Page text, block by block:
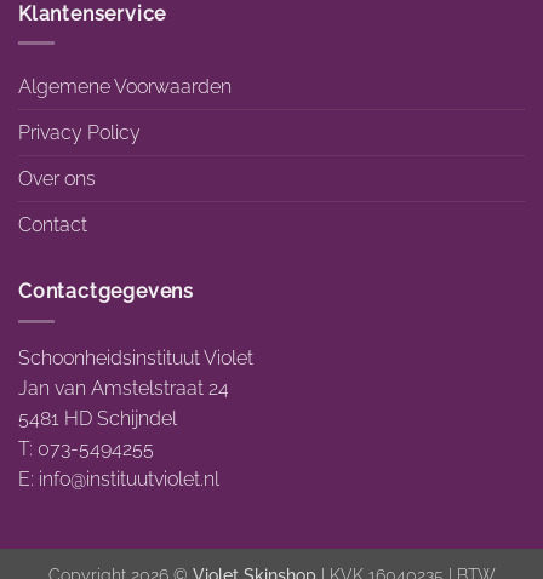
Klantenservice
Algemene Voorwaarden
Privacy Policy
Over ons
Contact
Contactgegevens
Schoonheidsinstituut Violet
Jan van Amstelstraat 24
5481 HD Schijndel
T: 073-5494255
E: info@instituutviolet.nl
Copyright 2026 © Violet Skinshop | KVK 16040235 | BTW